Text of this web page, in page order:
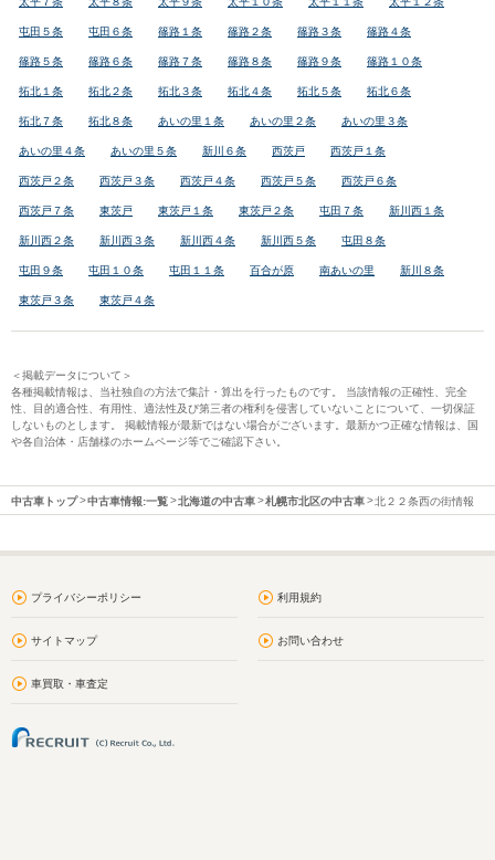
屯田５条 屯田６条 篠路１条 篠路２条 篠路３条 篠路４条
篠路５条 篠路６条 篠路７条 篠路８条 篠路９条 篠路１０条
拓北１条 拓北２条 拓北３条 拓北４条 拓北５条 拓北６条
拓北７条 拓北８条 あいの里１条 あいの里２条 あいの里３条
あいの里４条 あいの里５条 新川６条 西茨戸 西茨戸１条
西茨戸２条 西茨戸３条 西茨戸４条 西茨戸５条 西茨戸６条
西茨戸７条 東茨戸 東茨戸１条 東茨戸２条 屯田７条 新川西１条
新川西２条 新川西３条 新川西４条 新川西５条 屯田８条
屯田９条 屯田１０条 屯田１１条 百合が原 南あいの里 新川８条
東茨戸３条 東茨戸４条
＜掲載データについて＞
各種掲載情報は、当社独自の方法で集計・算出を行ったものです。 当該情報の正確性、完全
性、目的適合性、有用性、適法性及び第三者の権利を侵害していないことについて、一切保証
しないものとします。 掲載情報が最新ではない場合がございます。最新かつ正確な情報は、国
や各自治体・店舗様のホームページ等でご確認下さい。
中古車トップ 中古車情報:一覧 北海道の中古車 札幌市北区の中古車 北２２条西の街情報
プライバシーポリシー 利用規約
サイトマップ お問い合わせ
車買取・車査定